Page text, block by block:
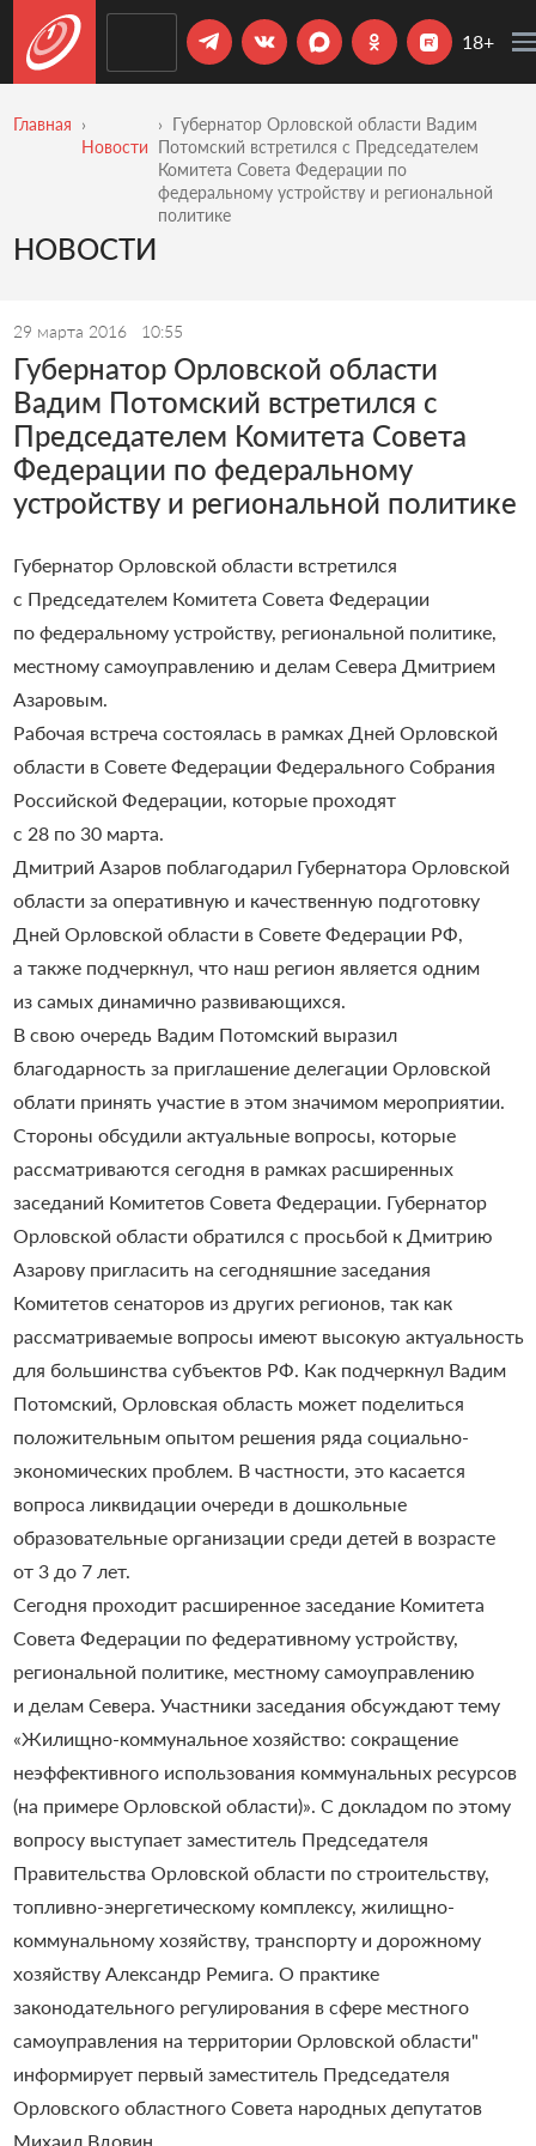
18+
Главная
Новости
Губернатор Орловской области Вадим
Потомский встретился с Председателем
Комитета Совета Федерации по
федеральному устройству и региональной
политике
НОВОСТИ
29 марта 2016 10:55
Губернатор Орловской области
Вадим Потомский встретился с
Председателем Комитета Совета
Федерации по федеральному
устройству и региональной политике
Губернатор Орловской области встретился
с Председателем Комитета Совета Федерации
по федеральному устройству, региональной политике,
местному самоуправлению и делам Севера Дмитрием
Азаровым.
Рабочая встреча состоялась в рамках Дней Орловской
области в Совете Федерации Федерального Собрания
Российской Федерации, которые проходят
с 28 по 30 марта.
Дмитрий Азаров поблагодарил Губернатора Орловской
области за оперативную и качественную подготовку
Дней Орловской области в Совете Федерации РФ,
а также подчеркнул, что наш регион является одним
из самых динамично развивающихся.
В свою очередь Вадим Потомский выразил
благодарность за приглашение делегации Орловской
облати принять участие в этом значимом мероприятии.
Стороны обсудили актуальные вопросы, которые
рассматриваются сегодня в рамках расширенных
заседаний Комитетов Совета Федерации. Губернатор
Орловской области обратился с просьбой к Дмитрию
Азарову пригласить на сегодняшние заседания
Комитетов сенаторов из других регионов, так как
рассматриваемые вопросы имеют высокую актуальность
для большинства субъектов РФ. Как подчеркнул Вадим
Потомский, Орловская область может поделиться
положительным опытом решения ряда социально-
экономических проблем. В частности, это касается
вопроса ликвидации очереди в дошкольные
образовательные организации среди детей в возрасте
от 3 до 7 лет.
Сегодня проходит расширенное заседание Комитета
Совета Федерации по федеративному устройству,
региональной политике, местному самоуправлению
и делам Севера. Участники заседания обсуждают тему
«Жилищно-коммунальное хозяйство: сокращение
неэффективного использования коммунальных ресурсов
(на примере Орловской области)». С докладом по этому
вопросу выступает заместитель Председателя
Правительства Орловской области по строительству,
топливно-энергетическому комплексу, жилищно-
коммунальному хозяйству, транспорту и дорожному
хозяйству Александр Ремига. О практике
законодательного регулирования в сфере местного
самоуправления на территории Орловской области"
информирует первый заместитель Председателя
Орловского областного Совета народных депутатов
Михаил Вдовин.